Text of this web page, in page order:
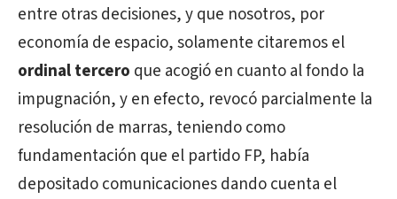
entre otras decisiones, y que nosotros, por
economía de espacio, solamente citaremos el
ordinal tercero que acogió en cuanto al fondo la
impugnación, y en efecto, revocó parcialmente la
resolución de marras, teniendo como
fundamentación que el partido FP, había
depositado comunicaciones dando cuenta el